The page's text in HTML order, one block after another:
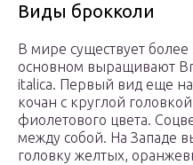
Виды брокколи
В мире существует
основном выращивают
italica. Первый вид еще
кочан с круглой
фиолетового цвета.
между собой. На Западе
головку желтых,